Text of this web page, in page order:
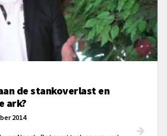
de stankoverlast en
ark?
2014